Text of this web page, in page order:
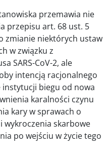
przemawia nie
przepisu art. 68 ust. 5
zmianie niektórych ustaw
w związku z
SARS-CoV-2, ale
intencją racjonalnego
biegu od nowa
karalności czynu
kary w sprawach o
wykroczenia skarbowe
po wejściu w życie tego